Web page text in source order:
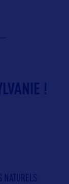
!
NATURELS